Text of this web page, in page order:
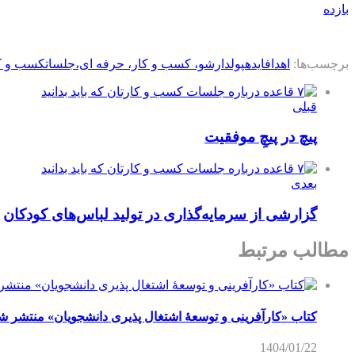
بازده
برچسب‌ها: اهدافایدهپولدارشو، کسب و کار، حرفه ای،جلساتکسب و
قبلی
پیچ در پیچِ موفقیت
بعدی
گزارشی از سرمایه‌گذاری در تولید لباس‌های کودکان
مطالب مرتبط
کتاب «کارآفرینی و توسعۀ اشتغال پذیری دانشجویان» منتشر
1404/01/22